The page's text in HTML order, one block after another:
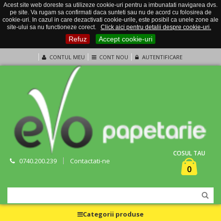
Acest site web doreste sa utilizeze cookie-uri pentru a imbunatati navigarea dvs.
pe site. Va rugam sa confirmati daca sunteti sau nu de acord cu folosirea de
cookie-uri. In cazul in care dezactivati cookie-urile, este posibil ca unele zone ale
site-ului sa nu functioneze corect.
Click aici pentru detalii despre cookie-uri.
Refuz Accept cookie-uri
CONTUL MEU CONT NOU AUTENTIFICARE
0740.200.239 Contactati-ne
COSUL TAU
0
Categorii produse